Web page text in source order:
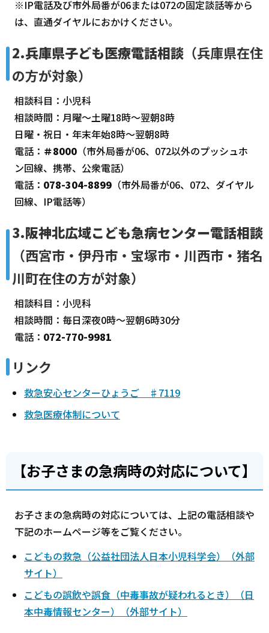
※IP電話及び市外局番が06または072の固定談話等から
は、直通ダイヤルにおかけください。
2.兵庫県子ども医療電話相談 （兵庫県在住
の方が対象）
相談科目：小児科
相談時間：月曜～土曜18時～翌朝8時
日曜・祝日・年末年始8時～翌朝8時
電話： ＃8000（市外局番が06、072以外のプッシュホ
ン回線、携帯、公衆電話）
電話： 078-304-8899（市外局番が06、072、ダイヤル
回線、IP電話等）
3.阪神北広域こども急病センター電話相談
（西宮市・伊丹市・宝塚市・川西市・猪名
川町在住の方が対象）
相談科目：小児科
相談時間：毎日深夜0時～翌朝6時30分
電話： 072-770-9981
リンク
救急安心センターひょうご ♯7119
救急医療体制について
【お子さまの急病時の対応について】
お子さまの急病時の対応については、上記の電話相談や
下記のホームページ等をご覧ください。
こどもの救急（公益社団法人日本小児科学会）（外部
サイト）
こどもの誤飲や誤食（中毒事故が疑われるとき）（日
本中毒情報センター）（外部サイト）